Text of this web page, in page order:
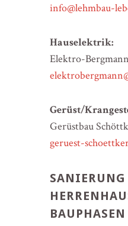
info@lehmbau-
Hauselektrik:
Elektro-
Gerüst/
Gerüstbau
geruest-
SANIERUNG
BAUPHASEN